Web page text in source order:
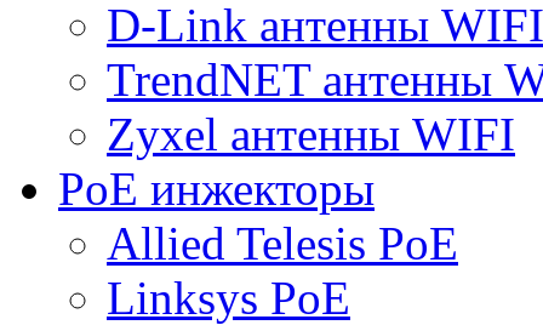
D-Link антенны WIFI
TrendNET антенны
Zyxel антенны WIFI
PoE инжекторы
Allied Telesis PoE
Linksys PoE